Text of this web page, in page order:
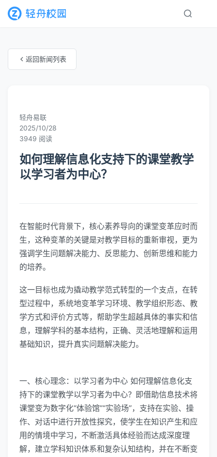
返回新闻列表
轻舟易联
2025/10/28
3949 阅读
如何理解信息化支持下的课堂教学
以学习者为中心？
在智能时代背景下，核心素养导向的课堂变革应时而
生，这种变革的关键是对教学目标的重新审视，更为
强调学生问题解决能力、反思能力、创新思维和能力
的培养。
这一目标也成为撬动教学范式转型的一个支点，在转
型过程中，系统地变革学习环境、教学组织形态、教
学方式和评价方式等，帮助学生超越具体的事实和信
息，理解学科的基本结构，正确、灵活地理解和运用
基础知识，提升真实问题解决能力。
一、核心理念：以学习者为中心 如何理解信息化支
持下的课堂教学以学习者为中心？即借助信息技术将
课堂变为数字化“体验馆”“实验场”，支持在实验、操
作、对话中进行开放性探究，使学生在知识产生和应
用的情境中学习，不断激活具体经验而达成深度理
解，建立学科知识体系和复杂认知结构，并在不断变